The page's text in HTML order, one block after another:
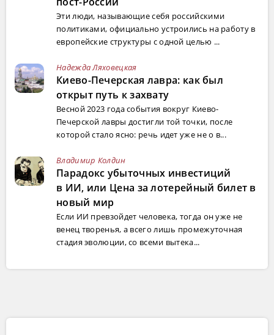
Эти люди, называющие себя российскими
политиками, официально устроились на работу в
европейские структуры с одной целью ...
Надежда Ляховецкая
Киево-Печерская лавра: как был
открыт путь к захвату
Весной 2023 года события вокруг Киево-
Печерской лавры достигли той точки, после
которой стало ясно: речь идет уже не о в...
Владимир Колдин
Парадокс убыточных инвестиций
в ИИ, или Цена за лотерейный билет в
новый мир
Если ИИ превзойдет человека, тогда он уже не
венец творенья, а всего лишь промежуточная
стадия эволюции, со всеми вытека...